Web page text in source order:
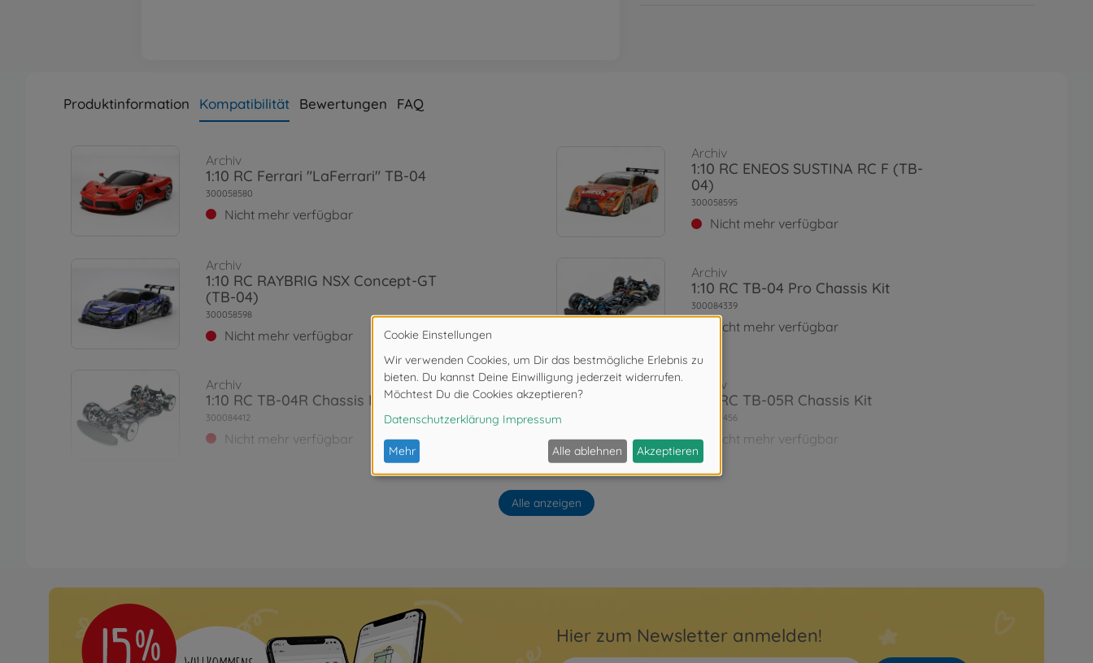
Produktinformation Kompatibilität Bewertungen FAQ
Archiv
1:10 RC Ferrari "LaFerrari" TB-04
300058580
Nicht mehr verfügbar
Archiv
1:10 RC ENEOS SUSTINA RC F (TB-
04)
300058595
Nicht mehr verfügbar
Archiv
1:10 RC RAYBRIG NSX Concept-GT
(TB-04)
300058598
Nicht mehr verfügbar
Archiv
1:10 RC TB-04 Pro Chassis Kit
300084339
Nicht mehr verfügbar
Archiv
1:10 RC TB-04R Chassis Kit
300084412
Nicht mehr verfügbar
Archiv
1:10 RC TB-05R Chassis Kit
300047456
Nicht mehr verfügbar
1:10 RC Formula E Gen2 Ch.Liv. TC-
300058681
Nicht mehr verfügbar
Nicht mehr verfügbar
Alle anzeigen
Hier zum Newsletter anmelden!